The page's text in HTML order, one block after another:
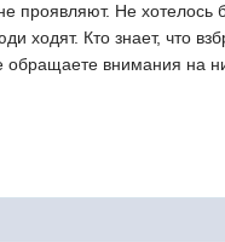
проявляют. Не
ходят. Кто знает, что
обращаете внимания на